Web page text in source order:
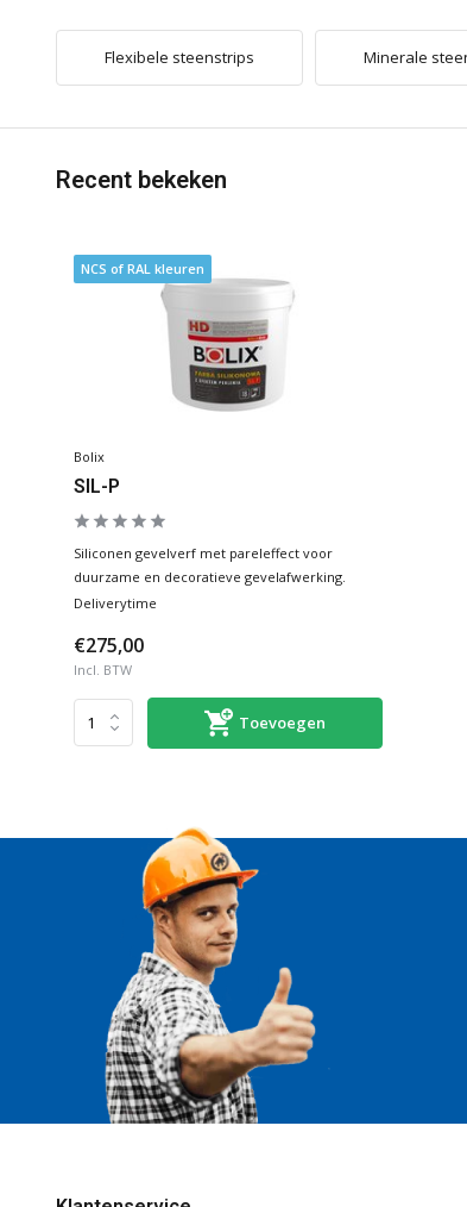
Flexibele steenstrips Minerale
Recent bekeken
NCS of RAL kleuren
Bolix
SIL-P
Siliconen gevelverf met pareleffect voor
duurzame en decoratieve gevelafwerking.
Deliverytime
€275,00
Incl. BTW
Toevoegen